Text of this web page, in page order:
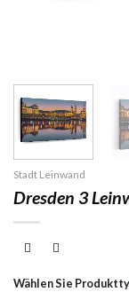
Stadt Leinwand
Dresden 3
Wählen Sie